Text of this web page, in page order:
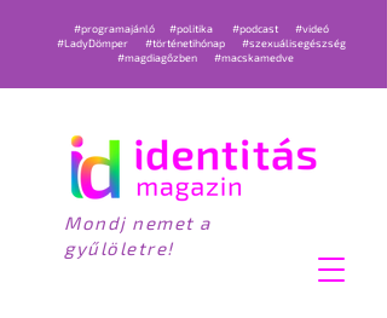
#programajánló #politika #podcast
#videó
#LadyDömper
#történetihónap
#szexuálisegészség
#magdiagőzben
#macskamedve
Mondj nemet a
gyűlöletre!